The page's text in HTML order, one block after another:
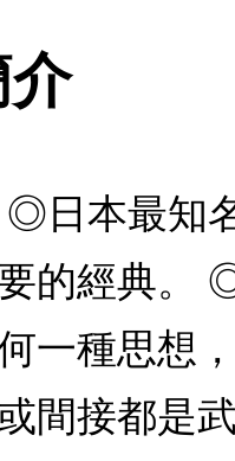
介
◎日本最知
的經典。
一種思想
間接都是